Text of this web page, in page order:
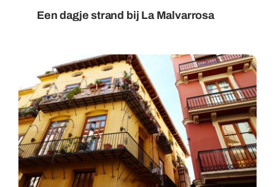
Een dagje strand bij La Malvarrosa